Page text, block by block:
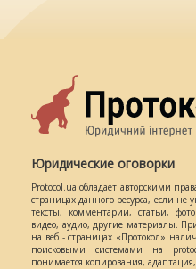
Юридические оговорки
Protocol.ua обладает авторскими
страницах данного ресурса, если
тексты, комментарии, статьи,
видео, аудио, другие материалы.
на веб - страницах «Протокол»
поисковыми системами на
понимается копирования,